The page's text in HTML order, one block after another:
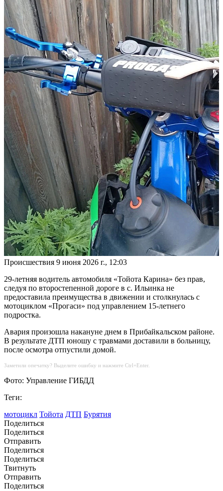
Происшествия 9 июня 2026 г., 12:03
29-летняя водитель автомобиля «Тойота Карина» без прав,
следуя по второстепенной дороге в с. Ильинка не
предоставила преимущества в движении и столкнулась с
мотоциклом «Прогаси» под управлением 15-летнего
подростка.
Авария произошла накануне днем в Прибайкальском районе.
В результате ДТП юношу с травмами доставили в больницу,
после осмотра отпустили домой.
Заметили опечатку? Выделите ошибку и нажмите Ctrl+Enter.
Фото: Управление ГИБДД
Теги:
мотоцикл Тойота ДТП Бурятия
Поделиться
Поделиться
Отправить
Поделиться
Поделиться
Твитнуть
Отправить
Поделиться